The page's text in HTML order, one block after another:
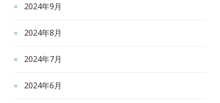
2024年9月
2024年8月
2024年7月
2024年6月